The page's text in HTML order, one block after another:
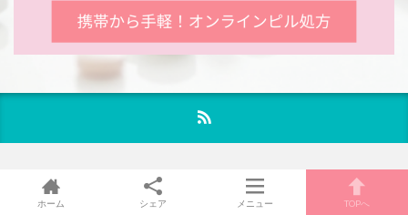
スマホ表示QRコード
ホーム シェア メニュー TOPへ